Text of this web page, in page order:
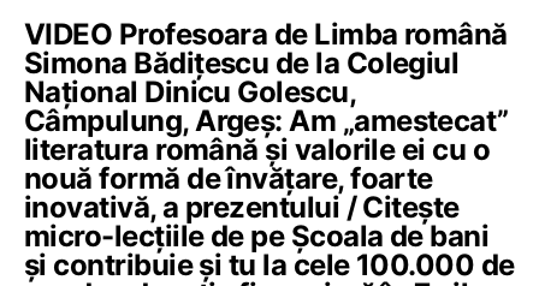
VIDEO Profesoara de Limba română
Simona Bădițescu de la Colegiul
Național Dinicu Golescu,
Câmpulung, Argeș: Am „amestecat”
literatura română și valorile ei cu o
nouă formă de învățare, foarte
inovativă, a prezentului / Citește
micro-lecțiile de pe Școala de bani
și contribuie și tu la cele 100.000 de